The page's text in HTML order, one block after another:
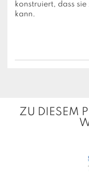
konstruiert, dass
kann.
ZU DIESEM